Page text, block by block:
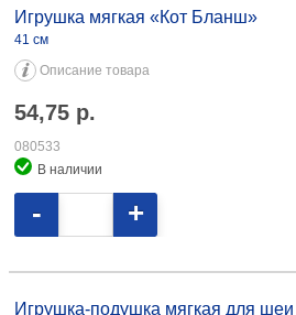
Игрушка мягкая «Кот Бланш»
41 см
Описание товара
54,75 р.
080533
В наличии
- +
Игрушка-подушка мягкая для